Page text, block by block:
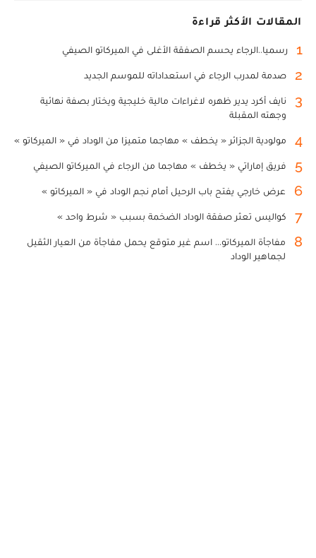
المقالات الأكثر قراءة
1 رسميا..الرجاء يحسم الصفقة الأغلى في الميركاتو الصيفي
2 صدمة لمدرب الرجاء في استعداداته للموسم الجديد
3
نايف أكرد يدير ظهره لاغراءات مالية خليجية ويختار بصفة نهائية
وجهته المقبلة
4 مولودية الجزائر « يخطف » مهاجما متميزا من الوداد في « الميركاتو »
5 فريق إماراتي « يخطف » مهاجما من الرجاء في الميركاتو الصيفي
6 عرض خارجي يفتح باب الرحيل أمام نجم الوداد في « الميركاتو »
7 كواليس تعثر صفقة الوداد الضخمة بسبب « شرط واحد »
8
مفاجأة الميركاتو... اسم غير متوقع يحمل مفاجأة من العيار الثقيل
لجماهير الوداد